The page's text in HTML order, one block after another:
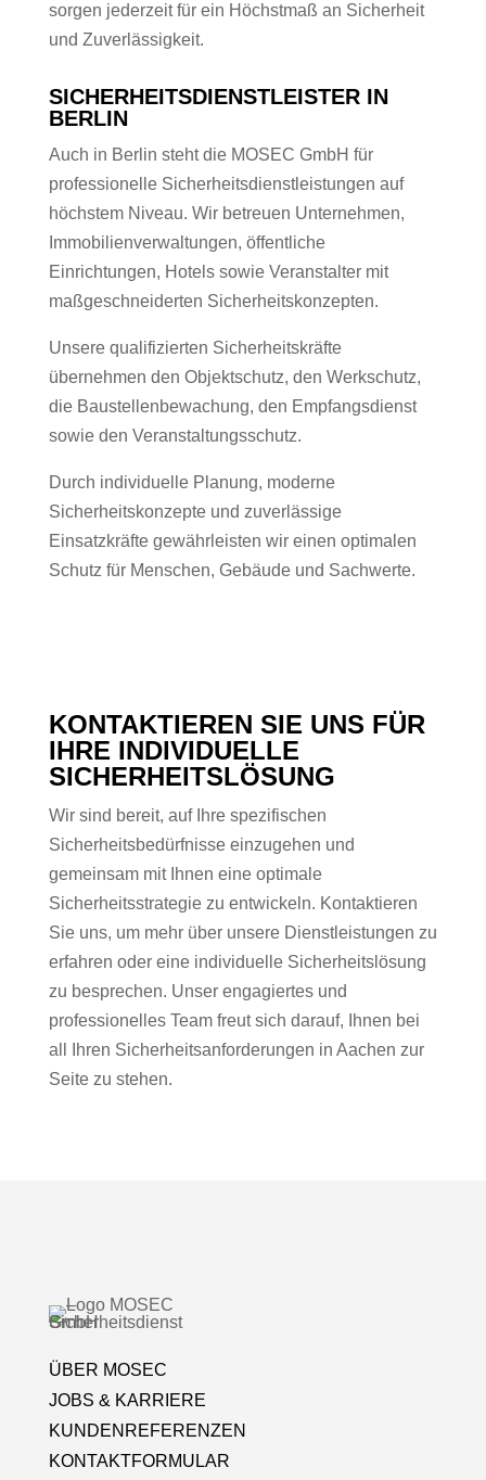
sorgen jederzeit für ein Höchstmaß an Sicherheit
und Zuverlässigkeit.
SICHERHEITSDIENSTLEISTER IN
BERLIN
Auch in Berlin steht die MOSEC GmbH für
professionelle Sicherheitsdienstleistungen auf
höchstem Niveau. Wir betreuen Unternehmen,
Immobilienverwaltungen, öffentliche
Einrichtungen, Hotels sowie Veranstalter mit
maßgeschneiderten Sicherheitskonzepten.
Unsere qualifizierten Sicherheitskräfte
übernehmen den Objektschutz, den Werkschutz,
die Baustellenbewachung, den Empfangsdienst
sowie den Veranstaltungsschutz.
Durch individuelle Planung, moderne
Sicherheitskonzepte und zuverlässige
Einsatzkräfte gewährleisten wir einen optimalen
Schutz für Menschen, Gebäude und Sachwerte.
KONTAKTIEREN SIE UNS FÜR
IHRE INDIVIDUELLE
SICHERHEITSLÖSUNG
Wir sind bereit, auf Ihre spezifischen
Sicherheitsbedürfnisse einzugehen und
gemeinsam mit Ihnen eine optimale
Sicherheitsstrategie zu entwickeln. Kontaktieren
Sie uns, um mehr über unsere Dienstleistungen zu
erfahren oder eine individuelle Sicherheitslösung
zu besprechen. Unser engagiertes und
professionelles Team freut sich darauf, Ihnen bei
all Ihren Sicherheitsanforderungen in Aachen zur
Seite zu stehen.
ÜBER MOSEC
JOBS & KARRIERE
KUNDENREFERENZEN
KONTAKTFORMULAR